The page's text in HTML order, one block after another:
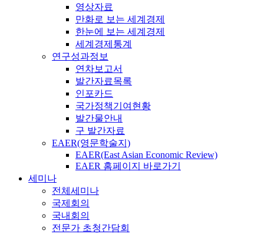
영상자료
만화로 보는 세계경제
한눈에 보는 세계경제
세계경제통계
연구성과정보
연차보고서
발간자료목록
인포카드
국가정책기여현황
발간물안내
구 발간자료
EAER(영문학술지)
EAER(East Asian Economic Review)
EAER 홈페이지 바로가기
세미나
전체세미나
국제회의
국내회의
전문가 초청간담회